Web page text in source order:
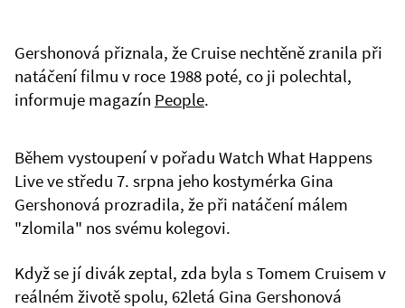
Gershonová přiznala, že Cruise nechtěně zranila při
natáčení filmu v roce 1988 poté, co ji polechtal,
informuje magazín People.
Během vystoupení v pořadu Watch What Happens
Live ve středu 7. srpna jeho kostymérka Gina
Gershonová prozradila, že při natáčení málem
"zlomila" nos svému kolegovi.
Když se jí divák zeptal, zda byla s Tomem Cruisem v
reálném životě spolu, 62letá Gina Gershonová